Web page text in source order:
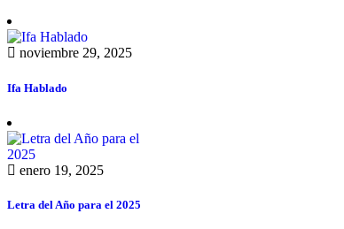
noviembre 29, 2025
Ifa Hablado
enero 19, 2025
Letra del Año para el 2025